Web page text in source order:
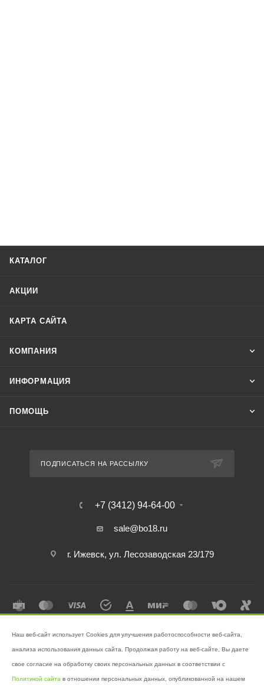
КАТАЛОГ
АКЦИИ
КАРТА САЙТА
КОМПАНИЯ
ИНФОРМАЦИЯ
ПОМОЩЬ
ПОДПИСАТЬСЯ НА РАССЫЛКУ
+7 (3412) 94-64-00
sale@bo18.ru
г. Ижевск, ул. Лесозаводская 23/179
поддержании чистоты!
Наш веб-сайт использует Cookies для улучшения работоспособности веб-сайта,
анализа использования данных сайта. Продолжая работу на веб-сайте, Вы даете
свое согласие на обработку своих персональных данных в соответствии с
Политикой сайта в отношении персональных данных, опубликованной на нашем